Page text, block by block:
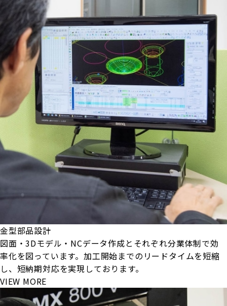
金型部品設計
図面・3Dモデル・NCデータ作成とそれぞれ分業体制で効
率化を図っています。加工開始までのリードタイムを短縮
し、短納期対応を実現しております。
VIEW MORE